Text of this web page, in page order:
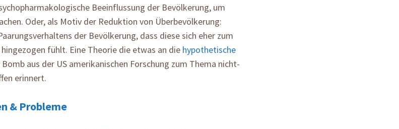
Beeinflussung der Bevölkerung, um
Oder, als Motiv der Reduktion von Überbevölkerung:
der Bevölkerung, dass diese sich eher zum
fühlt. Eine Theorie die etwas an die hypothetische
Bomb aus der US amerikanischen Forschung zum Thema nicht-
erinnert.
& Probleme